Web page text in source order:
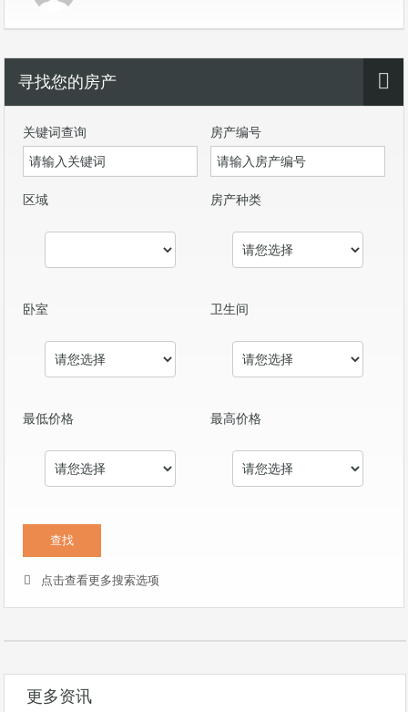
寻找您的房产
关键词查询 房产编号
区域 房产种类
卧室 卫生间
最低价格 最高价格
点击查看更多搜索选项
更多资讯